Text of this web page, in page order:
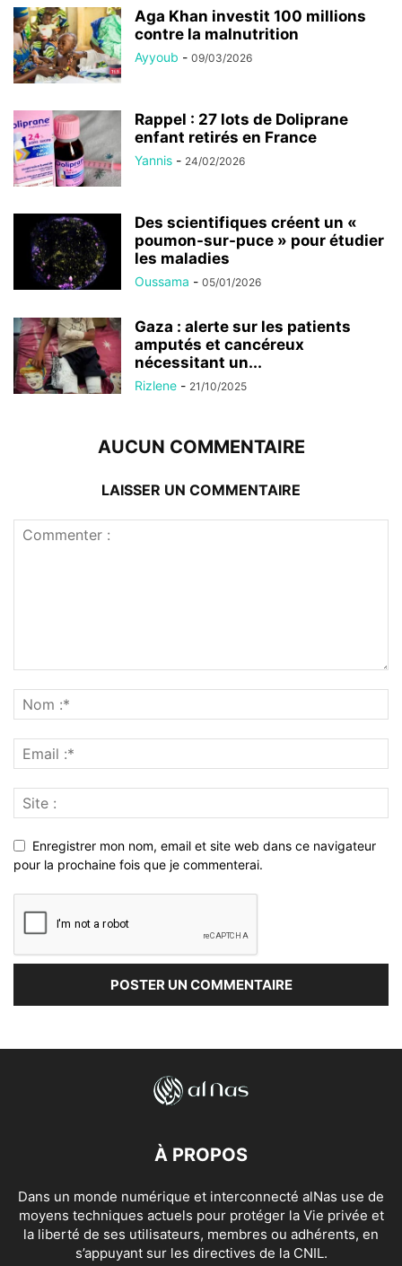
Aga Khan investit 100 millions
contre la malnutrition
Ayyoub - 09/03/2026
Rappel : 27 lots de Doliprane
enfant retirés en France
Yannis - 24/02/2026
Des scientifiques créent un «
poumon-sur-puce » pour étudier
les maladies
Oussama - 05/01/2026
Gaza : alerte sur les patients
amputés et cancéreux
nécessitant un...
Rizlene - 21/10/2025
AUCUN COMMENTAIRE
LAISSER UN COMMENTAIRE
Enregistrer mon nom, email et site web dans ce navigateur
pour la prochaine fois que je commenterai.
À PROPOS
Dans un monde numérique et interconnecté alNas use de
moyens techniques actuels pour protéger la Vie privée et
la liberté de ses utilisateurs, membres ou adhérents, en
s’appuyant sur les directives de la CNIL.